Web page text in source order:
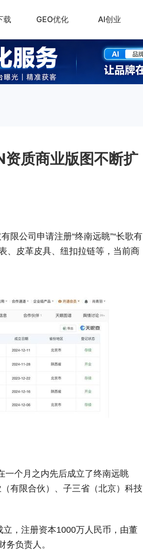
载 GEO优化 AI创业
质商业版图不断扩
限公司申请注册“终南远眺”“长歌有
、皮革皮具、纽扣拉链等，当前商
一个月之内先后成立了终南远眺
有限合伙）、子三省（北京）科技
，注册资本1000万人民币，由董
负责人。